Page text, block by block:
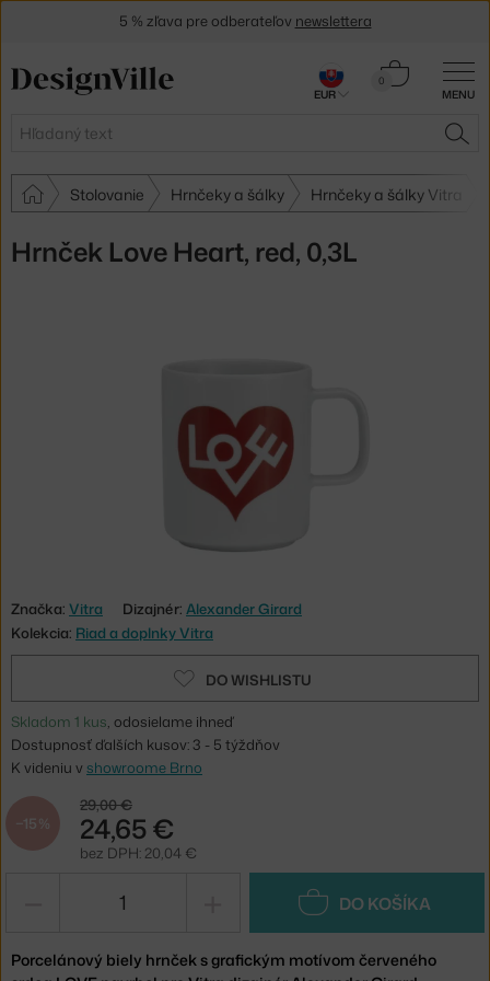
MENU
Hľadať
0
Košík
Stolovanie Hrnčeky a šálky Hrnčeky a šálky Vitra
Hrnček Love Heart, red, 0,3L
Značka: Vitra Dizajnér: Alexander Girard
Kolekcia: Riad a doplnky Vitra
DO WISHLISTU
Skladom 1 kus , odosielame ihneď
Dostupnosť ďalších kusov: 3 - 5 týždňov
K videniu v showroome Brno
−15 %
29,00 €
24,65 €
bez DPH: 20,04 €
DO KOŠÍKA
Porcelánový biely hrnček s grafickým motívom červeného
5 % zľava pre odberateľov newslettera
EUR